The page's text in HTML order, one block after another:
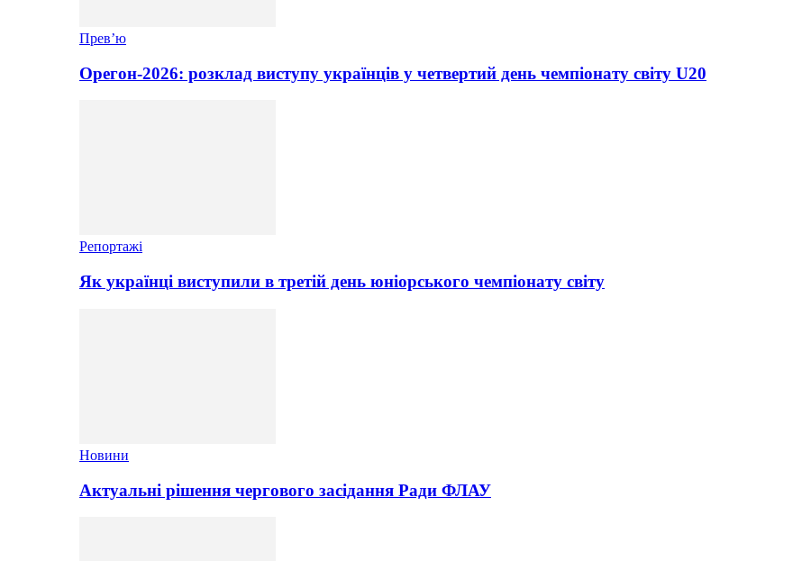
Прев’ю
Орегон-2026: розклад виступу українців у четвертий день чемпіонату світу U20
Репортажі
Як українці виступили в третій день юніорського чемпіонату світу
Новини
Актуальні рішення чергового засідання Ради ФЛАУ